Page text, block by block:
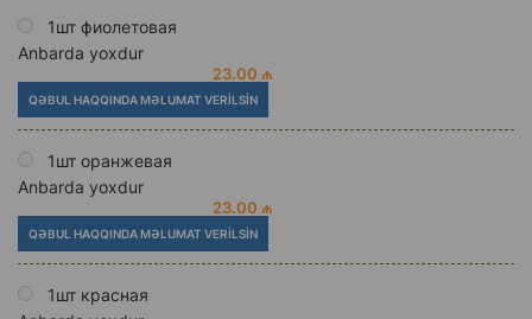
1шт фиолетовая
Anbarda yoxdur
23.00 ₼
QƏBUL HAQQINDA MƏLUMAT VERILSIN
1шт оранжевая
Anbarda yoxdur
23.00 ₼
QƏBUL HAQQINDA MƏLUMAT VERILSIN
1шт красная